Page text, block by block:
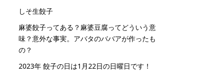
しそ生餃子
麻婆餃子ってある？麻婆豆腐ってどういう意
味？意外な事実。アバタのババアが作ったも
の？
2023年 餃子の日は1月22日の日曜日です！